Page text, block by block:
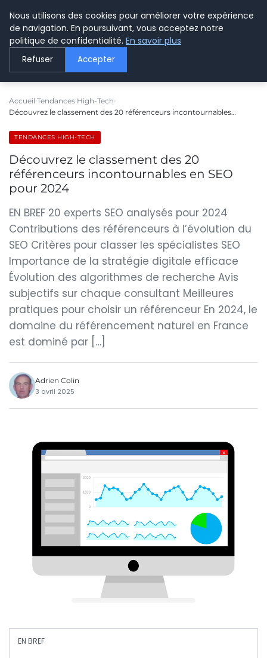
LE WEBMARKETING
Accueil Tendances High-Tech
Découvrez le classement des 20 référenceurs incontournables…
TENDANCES HIGH-TECH
Découvrez le classement des 20
référenceurs incontournables en SEO
pour 2024
EN BREF 20 experts SEO analysés pour 2024
Contributions des référenceurs à l’évolution du
SEO Critères pour classer les spécialistes SEO
Importance de la stratégie digitale efficace
Évolution des algorithmes de recherche Avis
subjectifs sur chaque consultant Meilleures
pratiques pour choisir un référenceur En 2024, le
domaine du référencement naturel en France
est dominé par […]
Adrien Colin
3 avril 2025
EN BREF
Nous utilisons des cookies pour améliorer votre expérience
de navigation. En poursuivant, vous acceptez notre
politique de confidentialité. En savoir plus
Refuser Accepter